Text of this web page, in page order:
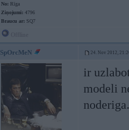
No: Rīga
Ziņojumi: 4796
Braucu ar: SQ7
SpOrcMeN 24. Nov 2012,
ir
modeli
noderiga.